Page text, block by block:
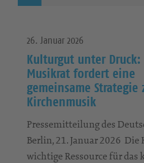
26. Januar 2026
Kulturgut unter Druck:
Musikrat fordert eine
gemeinsame
Kirchenmusik
Pressemitteilung des
Berlin, 21. Januar 2026
wichtige Ressource für